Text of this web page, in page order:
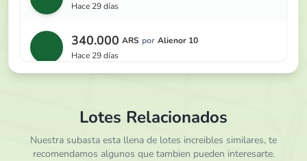
hace 29 días
340.000 ARS por Alienor 10
hace 29 días
300.000 ARS por Alienor 10
hace 29 días
Lotes Relacionados
Nuestra subasta esta llena de lotes increibles similares, te
recomendamos algunos que tambien pueden interesarte.